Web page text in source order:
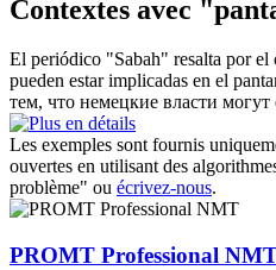
Contextes avec
El periódico "Sabah" resalta por el
pueden estar implicadas en el
тем, что немецкие власти могут
Les exemples sont fournis
ouvertes en utilisant des
problème" ou écrivez-nous.
PROMT Professional